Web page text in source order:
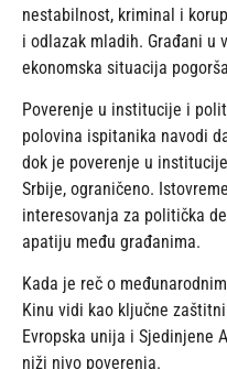
nestabilnost, kriminal i
i odlazak mladih. Građani u
ekonomska situacija
Poverenje u institucije i
polovina ispitanika navodi
dok je poverenje u
Srbije, ograničeno.
interesovanja za politička
apatiju među građanima.
Kada je reč o
Kinu vidi kao ključne
Evropska unija i Sjedinjene
niži nivo poverenja.